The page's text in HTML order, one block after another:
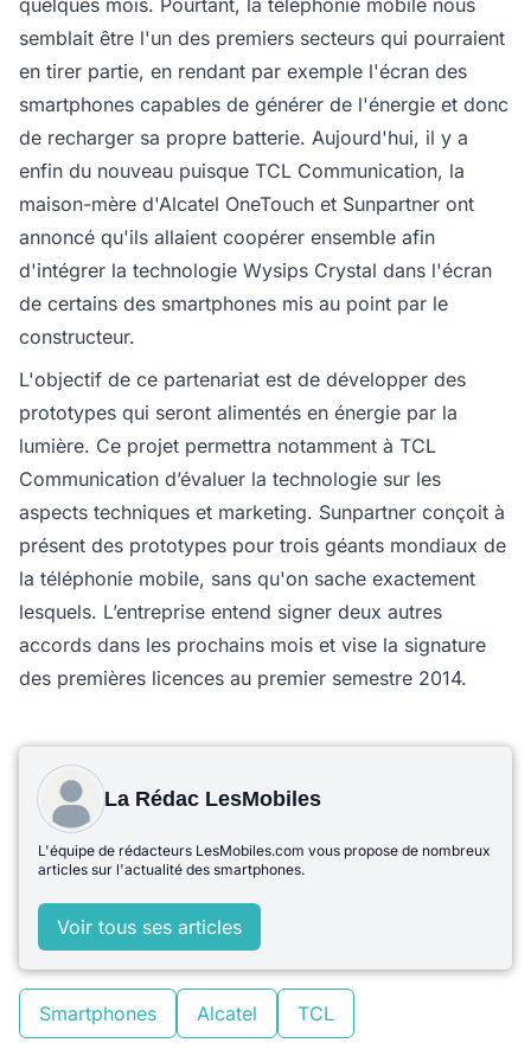
quelques mois. Pourtant, la téléphonie mobile nous
semblait être l'un des premiers secteurs qui pourraient
en tirer partie, en rendant par exemple l'écran des
smartphones capables de générer de l'énergie et donc
de recharger sa propre batterie. Aujourd'hui, il y a
enfin du nouveau puisque TCL Communication, la
maison-mère d'Alcatel OneTouch et Sunpartner ont
annoncé qu'ils allaient coopérer ensemble afin
d'intégrer la technologie Wysips Crystal dans l'écran
de certains des smartphones mis au point par le
constructeur.
L'objectif de ce partenariat est de développer des
prototypes qui seront alimentés en énergie par la
lumière. Ce projet permettra notamment à TCL
Communication d’évaluer la technologie sur les
aspects techniques et marketing. Sunpartner conçoit à
présent des prototypes pour trois géants mondiaux de
la téléphonie mobile, sans qu'on sache exactement
lesquels. L’entreprise entend signer deux autres
accords dans les prochains mois et vise la signature
des premières licences au premier semestre 2014.
La Rédac LesMobiles
L'équipe de rédacteurs LesMobiles.com vous propose de nombreux
articles sur l'actualité des smartphones.
Voir tous ses articles
Smartphones Alcatel TCL